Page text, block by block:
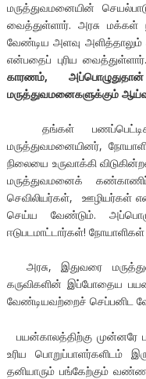
மருத்துவமனையின்
வைத்துள்ளார். அரசு மக்கள்
வேண்டிய அளவு
என்பதைப் புரிய
காரணம்,
மருத்துவமனைகளுக்கும்
தங்கள்
மருத்துவமனையினர்,
நிலையை உருவாக்கி
மருத்துவமனைக்
செவிலியர்கள், ஊழியர்கள்
செய்ய வேண்டும்.
ஈடுபடமாட்டார்கள்! நோயாளிகள்
அரசு, இதுவரை
கருவிகளின் இப்போதைய
வேண்டியவற்றைச் செப்பனிட
பயன்காலத்திற்கு
உரிய பொறுப்பாளர்களிடம்
தனியாரும் பங்கேற்கும்